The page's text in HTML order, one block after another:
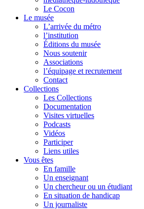
Le Cocon
Le musée
L’arrivée du métro
l’institution
Éditions du musée
Nous soutenir
Associations
l’équipage et recrutement
Contact
Collections
Les Collections
Documentation
Visites virtuelles
Podcasts
Vidéos
Participer
Liens utiles
Vous êtes
En famille
Un enseignant
Un chercheur ou un étudiant
En situation de handicap
Un journaliste